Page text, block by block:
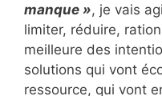
manque », je vais
limiter, réduire,
meilleure des
solutions qui vont
ressource, qui vont